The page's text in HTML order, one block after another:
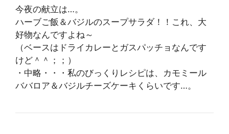
今夜の献立は…。
ハーブご飯＆バジルのスープサラダ！！これ、大
好物なんですよね～
（ベースはドライカレーとガスパッチョなんです
けど＾＾；；）
・中略・・・私のびっくりレシピは、カモミール
ババロア＆バジルチーズケーキくらいです…。